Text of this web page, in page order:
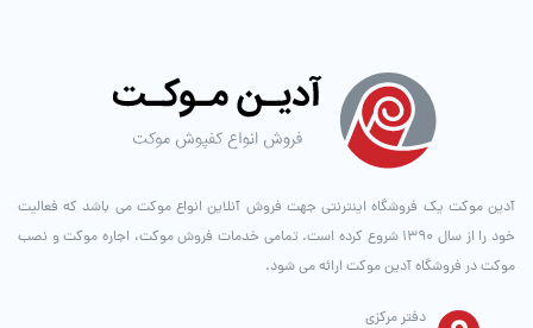
آدین موکت یک فروشگاه اینترنتی جهت فروش آنلاین انواع موکت می باشد که فعالیت
خود را از سال ۱۳۹۰ شروع کرده است. تمامی خدمات فروش موکت، اجاره موکت و نصب
موکت در فروشگاه آدین موکت ارائه می شود.
دفتر مرکزی